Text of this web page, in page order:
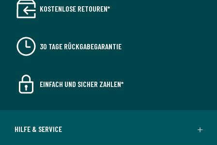
KOSTENLOSE RETOUREN*
30 TAGE RÜCKGABEGARANTIE
EINFACH UND SICHER ZAHLEN*
HILFE & SERVICE